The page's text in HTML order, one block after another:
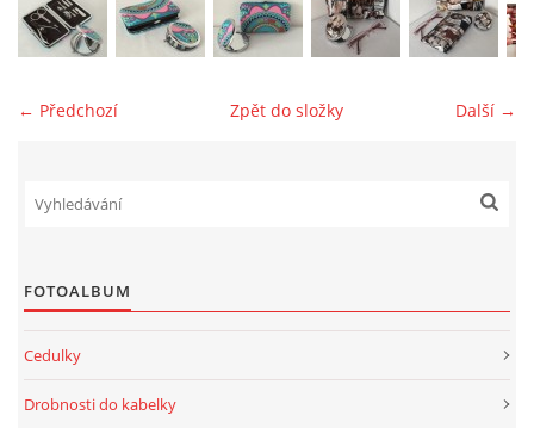
← Předchozí Další →
Zpět do složky
FOTOALBUM
Cedulky
Drobnosti do kabelky